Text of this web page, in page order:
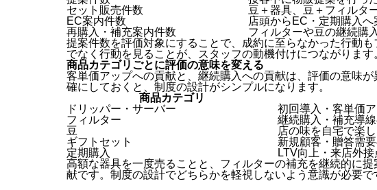
セット販売件数
豆＋器具、豆＋フィルタ
EC案内件数
店頭からEC・定期購入へ
再購入・補充案内件数
フィルターや豆の継続購
提案件数を評価対象にすることで、成約に至らなかった行動
でなく行動を見ることが、スタッフの動機付けにつながります
商品カテゴリごとに評価の意味を変える
客単価アップへの貢献と、継続購入への貢献は、評価の意味
確にしておくと、制度の設計がシンプルになります。
商品カテゴリ
ドリッパー・サーバー
初回導入・客単価
フィルター
継続購入・補充導
豆
店の味を自宅で楽
ギフトセット
新規顧客・贈答需
定期購入
LTV向上・来店外
高額な器具を一度売ることと、フィルターの補充を継続的に
献です。制度の設計でどちらかを軽視しないよう意識が必要で